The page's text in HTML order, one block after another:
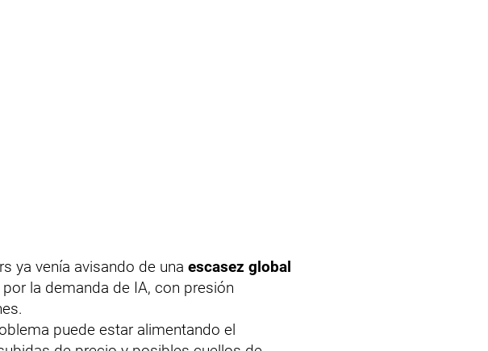
ya venía avisando de una escasez global
la demanda de IA, con presión
puede estar alimentando el